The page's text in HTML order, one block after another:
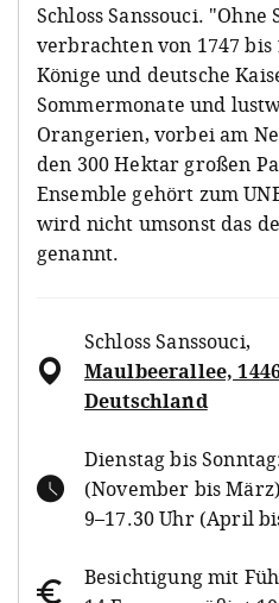
Schloss Sanssouci. "Ohne
verbrachten von 1747 bis
Könige und deutsche
Sommermonate und
Orangerien, vorbei am
den 300 Hektar großen
Ensemble gehört zum
wird nicht umsonst das
genannt.
Schloss Sanssouci,
Maulbeerallee,
Deutschland
Dienstag bis
(November bis
9–17.30 Uhr (April
Besichtigung mit